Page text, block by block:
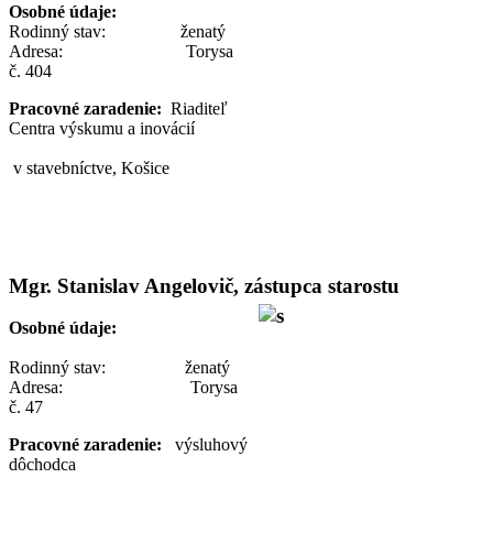
Osobné údaje:
Rodinný stav: ženatý
Adresa: Torysa
č. 404
Pracovné zaradenie: Riaditeľ
Centra výskumu a inovácií
v stavebníctve, Košice
Mgr. Stanislav Angelovič, zástupca starostu
Osobné údaje:
Rodinný stav: ženatý
Adresa: Torysa
č. 47
Pracovné zaradenie: výsluhový
dôchodca